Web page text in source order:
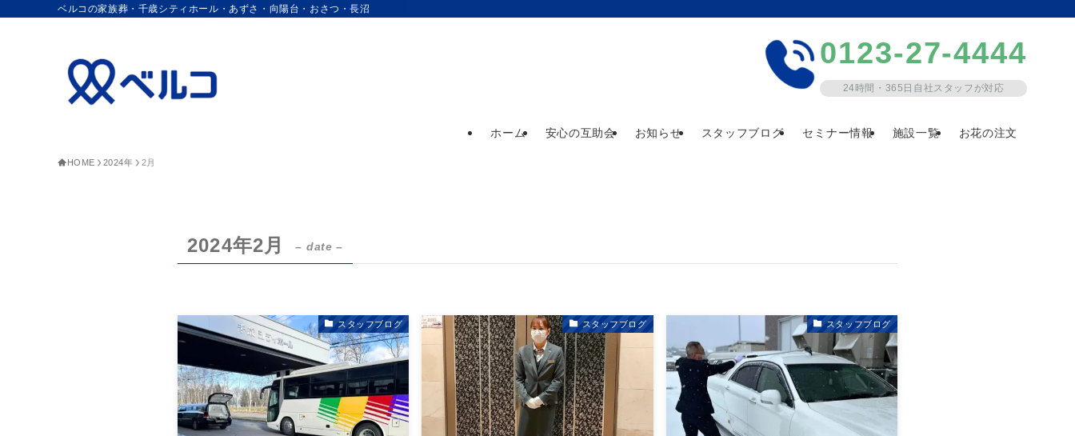
ベルコの家族葬・千歳シティホール・あずさ・向陽台・おさつ・長沼
ホーム 安心の互助会 お知らせ スタッフブログ セミナー情報 施設一覧 お花の注文
0123-27-4444
24時間・365日自社スタッフが対応
HOME 2024年 2月
2024年2月 – date –
スタッフブログ スタッフブログ スタッフブログ